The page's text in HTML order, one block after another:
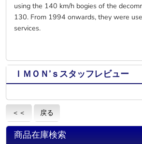
using the 140 km/h bogies of the
130. From 1994 onwards, they were
services.
ＩＭＯＮ’ｓスタッフレビュー
＜＜ 戻る
商品在庫検索